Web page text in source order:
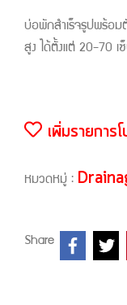
บ่อพักสำเร็จรูปพร้อม
สูง ได้ตั้งแต่ 20-70 เ
เพิ่มรายการ
หมวดหมู่ :
Share